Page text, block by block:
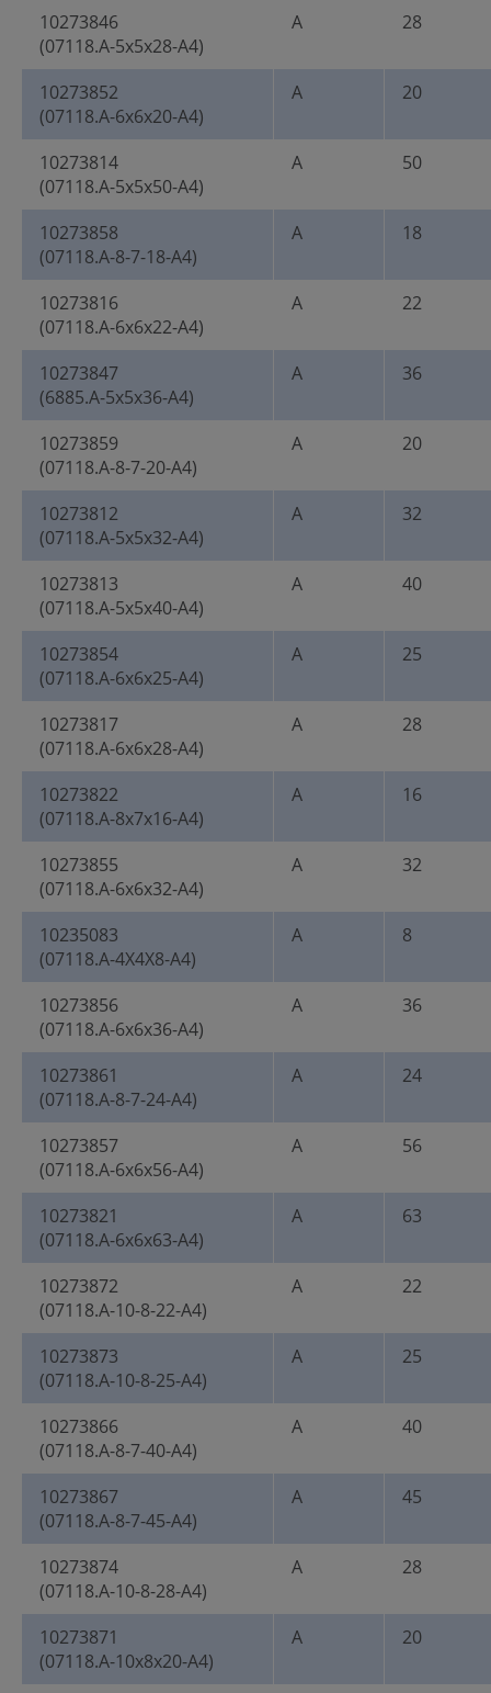
10273846
(07118.A-5x5x28-A4)
A 28
10273852
(07118.A-6x6x20-A4)
A 20
10273814
(07118.A-5x5x50-A4)
A 50
10273858
(07118.A-8-7-18-A4)
A 18
10273816
(07118.A-6x6x22-A4)
A 22
10273847
(6885.A-5x5x36-A4)
A 36
10273859
(07118.A-8-7-20-A4)
A 20
10273812
(07118.A-5x5x32-A4)
A 32
10273813
(07118.A-5x5x40-A4)
A 40
10273854
(07118.A-6x6x25-A4)
A 25
10273817
(07118.A-6x6x28-A4)
A 28
10273822
(07118.A-8x7x16-A4)
A 16
10273855
(07118.A-6x6x32-A4)
A 32
10235083
(07118.A-4X4X8-A4)
A 8
10273856
(07118.A-6x6x36-A4)
A 36
10273861
(07118.A-8-7-24-A4)
A 24
10273857
(07118.A-6x6x56-A4)
A 56
10273821
(07118.A-6x6x63-A4)
A 63
10273872
(07118.A-10-8-22-A4)
A 22
10273873
(07118.A-10-8-25-A4)
A 25
10273866
(07118.A-8-7-40-A4)
A 40
10273867
(07118.A-8-7-45-A4)
A 45
10273874
(07118.A-10-8-28-A4)
A 28
10273871
(07118.A-10x8x20-A4)
A 20